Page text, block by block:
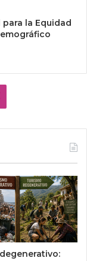
la Equidad